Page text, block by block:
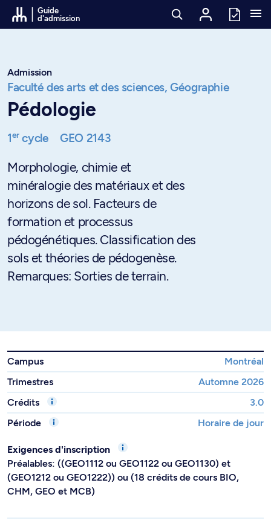
Passer au contenu
Guide
d'admission
Admission
Faculté des arts et des sciences, Géographie
Pédologie
1ercycle GEO 2143
Morphologie, chimie et
minéralogie des matériaux et des
horizons de sol. Facteurs de
formation et processus
pédogénétiques. Classification des
sols et théories de pédogenèse.
Remarques: Sorties de terrain.
Campus
Montréal
Trimestres
Automne 2026
Crédits
3.0
Période
Horaire de jour
Exigences d'inscription
Préalables: ((GEO1112 ou GEO1122 ou GEO1130) et
(GEO1212 ou GEO1222)) ou (18 crédits de cours BIO,
CHM, GEO et MCB)